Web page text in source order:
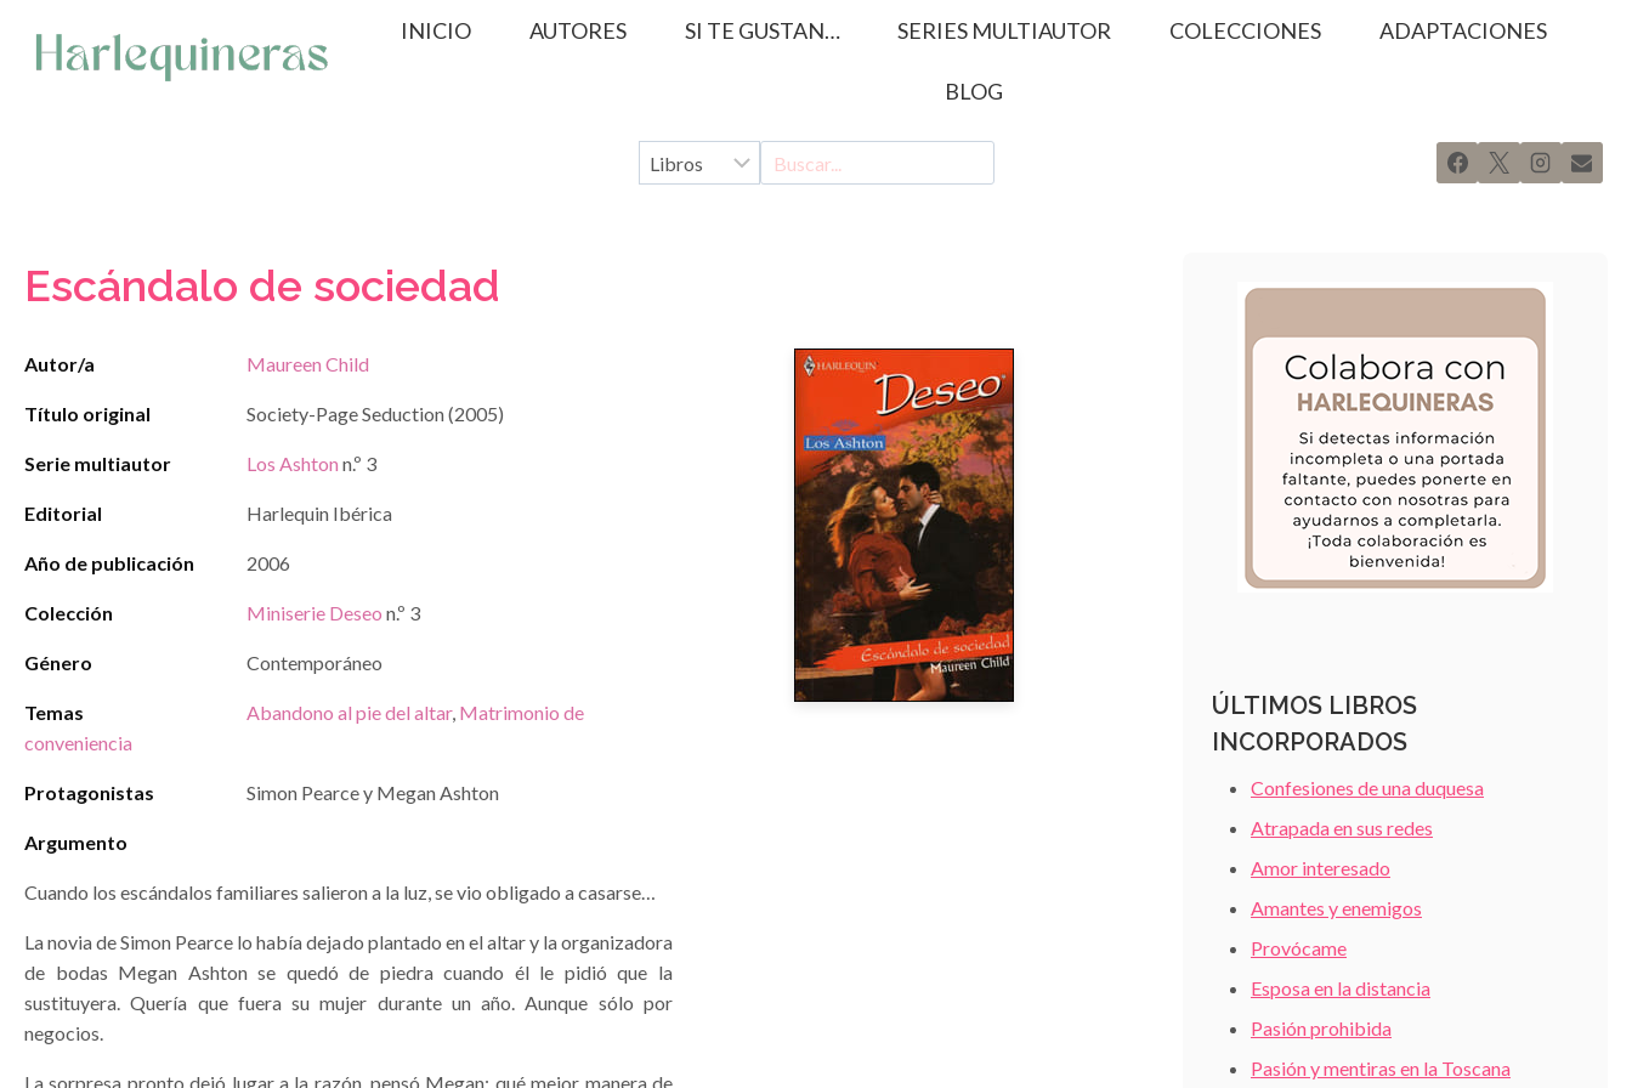
contenido
INICIO AUTORES SI TE GUSTAN… SERIES MULTIAUTOR COLECCIONES ADAPTACIONES
BLOG
Escándalo de sociedad
Autor/a Maureen Child
Título original Society-Page Seduction (2005)
Serie multiautor Los Ashton n.º 3
Editorial Harlequin Ibérica
Año de publicación 2006
Colección Miniserie Deseo n.º 3
Género Contemporáneo
Temas Abandono al pie del altar, Matrimonio de
conveniencia
Protagonistas Simon Pearce y Megan Ashton
Argumento
Cuando los escándalos familiares salieron a la luz, se vio obligado a casarse…
La novia de Simon Pearce lo había dejado plantado en el altar y la organizadora
de bodas Megan Ashton se quedó de piedra cuando él le pidió que la
sustituyera. Quería que fuera su mujer durante un año. Aunque sólo por
negocios.
La sorpresa pronto dejó lugar a la razón, pensó Megan: qué mejor manera de
ÚLTIMOS LIBROS
INCORPORADOS
Confesiones de una duquesa
Atrapada en sus redes
Amor interesado
Amantes y enemigos
Provócame
Esposa en la distancia
Pasión prohibida
Pasión y mentiras en la Toscana